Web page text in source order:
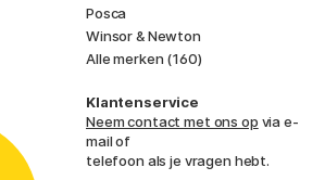
Posca
Winsor & Newton
Alle merken (160)
Klantenservice
Neem contact met ons op via e-
mail of
telefoon als je vragen hebt.